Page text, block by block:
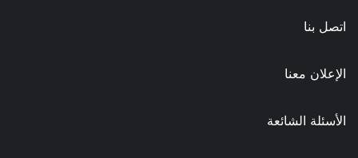
اتصل بنا
الإعلان معنا
الأسئلة الشائعة